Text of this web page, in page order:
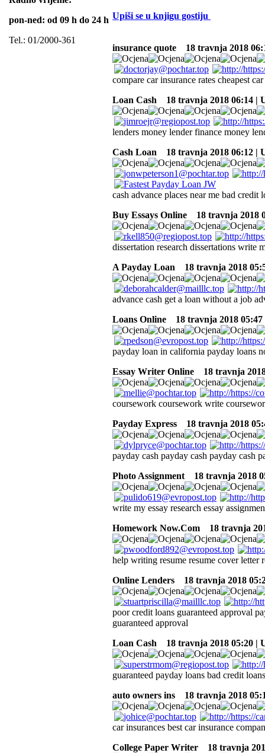
pon-ned: od 09 h do 24 h
Tel.: 01/2000-361
Upiši se u knjigu gostiju
insurance quote 18 travnja 2018
compare car insurance rates cheapest
Loan Cash
18 travnja 2018 06:14 |
lenders money lender finance money
Cash Loan
18 travnja 2018 06:12 |
cash advance places near me bad credit
Buy Essays Online
18 travnja 2018
dissertation research dissertations write
A Payday Loan
18 travnja 2018
advance cash get a loan without a job
Loans Online
18 travnja 2018 05:47
payday loan in california payday loans
Essay Writer Online
18 travnja
coursework coursework write
Payday Express
18 travnja 2018
payday cash payday cash payday cash
Photo Assignment
18 travnja 2018
write my essay research essay
Homework Now.Com
18 travnja
help writing resume resume cover letter
Online Lenders
18 travnja 2018
poor credit loans guaranteed approval
guaranteed approval
Loan Cash
18 travnja 2018 05:20 |
guaranteed payday loans bad credit
auto owners ins
18 travnja 2018
car insurances best car insurance
College Paper Writer
18 travnja